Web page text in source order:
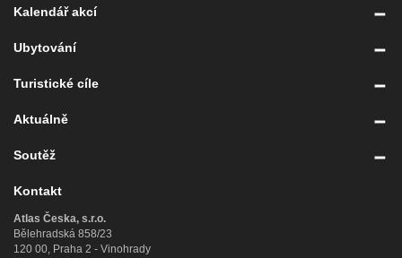
Kalendář akcí
Ubytování
Turistické cíle
Aktuálně
Soutěž
Kontakt
Atlas Česka, s.r.o.
Bělehradská 858/23
120 00, Praha 2 - Vinohrady